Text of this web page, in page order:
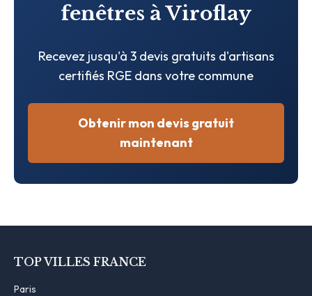
fenêtres à Viroflay
Recevez jusqu'à 3 devis gratuits d'artisans
certifiés RGE dans votre commune
Obtenir mon devis gratuit
maintenant
TOP VILLES FRANCE
Paris